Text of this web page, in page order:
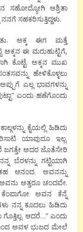
ಸಹೋದ್ಯೋಗಿ ಆಶ್ರಿತಾ
ಸಹಕರಿಸುತ್ತಿದ್ದಳು.
ಅಕ್ಕ ಈಗ ಮತ್ತೆ
ಅಕ್ಕನ ಈ ಮರುಹುಟ್ಟಿಗೆ,
ಕೊಟ್ಟೆ. ಅಕ್ಕನ ಮುಖ
ಹೇಳಿಕೊಳ್ಳಲು
ಎಲ್ಲ ಭಾವಗಳನ್ನು
ಎಂದು ಹಣೆಗೊಂದು
ಕೈಯಲ್ಲಿ ಹಿಡಿದು
ಯಾವುದೂ ಇಲ್ಲ.
ಜಗತ್ತೇ ಅದರ ಜೊತೆಸೇರಿ
ಬೆರಳನ್ನು ಗಟ್ಟಿಯಾಗಿ
ಆನಂದ. ಅವನನ್ನು
ಅವನು ಅತ್ತರೂ ಚಂದವೇ.
ಅವನ ಕೆನ್ನೆ
ನನ್ನ ಕೂದಲು ಹಿಡಿದು
ಆದರೆ…” ಎಂದು
ಅವಳ ಭುಜದ ಮೇಲೆ